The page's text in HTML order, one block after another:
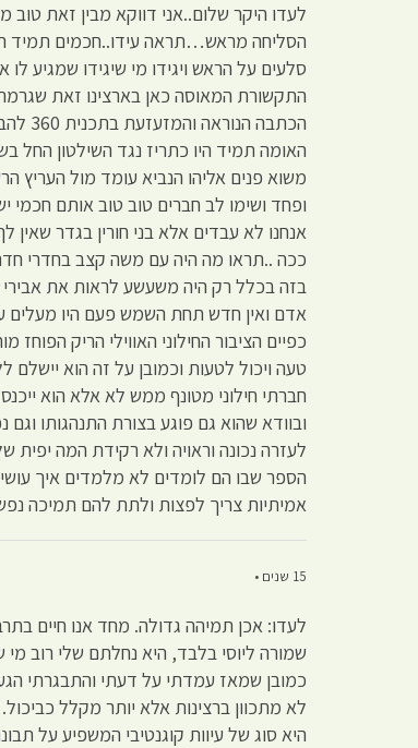
לעדו היקר שלום..אני דווקא מבין זאת
הסליחה מראש…תראה עידו..חכמים תמיד
סלעים על הראש ויגידו מי שיגידו שמגיע
התקשורת המאוסה כאן בארצינו זאת שגרמה
האומה תמיד היו כתריז נגד השילטון
משוא פנים אליהו הנביא עומד מול העריץ
ופחד ושימו לב חברים טוב טוב אותם חכמי
אנחנו לא עבדים אלא בני חורין בגדר
ככה ..תראו מה היה עם משה קצב בחדרי
בזה בכלל רק היה משעשע לראות את
אדם ואין חדש תחת השמש פעם היו מעלים
כפיים הציבור החילוני האווילי הריק
טעה ויכול לטעות וכמובן על זה הוא
חברתי חילוני מטונף ממש לא אלא הוא
ובוודא שהוא גם פוגע בצורת התנהגותו
לעזרה נכונה וראויה ולא רקידת המה יפית
הספר שבו הם לומדים לא מלמדים איך
אמיתיות צריך לפצות ולתת להם תמיכה
15 שנים •
לעדו: אכן תמיהה גדולה. מחד אנו חיים
שמורה ליוסי בלבד, היא נחלתם שלי רוב מי
כמובן שמאז עמדתי על דעתי והתבגרתי
לא מתכוון ברצינות אלא יותר מקלל
היא סוג של עיוות קוגנטיבי המשפיע על